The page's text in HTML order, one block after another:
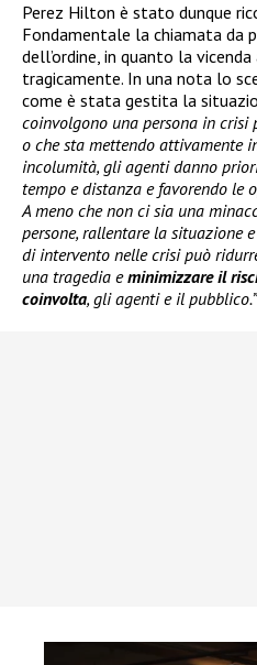
Perez Hilton è stato dunque
Fondamentale la chiamata da
dell’ordine, in quanto la
tragicamente. In una nota lo
come è stata gestita la
coinvolgono una persona in crisi
o che sta mettendo attivamente
incolumità, gli agenti danno
tempo e distanza e favorendo le
A meno che non ci sia una
persone, rallentare la situazione
di intervento nelle crisi può
una tragedia eminimizzare il
coinvolta, gli agenti e il pubblico.”